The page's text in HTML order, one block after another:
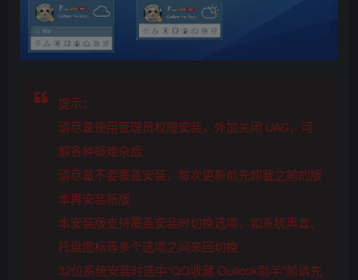
提示：
请尽量使用管理员权限安装，外加关闭 UAC，可
解各种疑难杂症
请尽量不要覆盖安装，每次更新前先卸载之前的版
本再安装新版
本安装版支持覆盖安装时切换选项，如系统声音、
托盘图标等多个选项之间来回切换
32位系统安装时选中“QQ收藏·Outlook助手”前请先